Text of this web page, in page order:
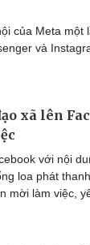
của Meta một
và
xã lên
với nội
loa phát
mời làm việc,